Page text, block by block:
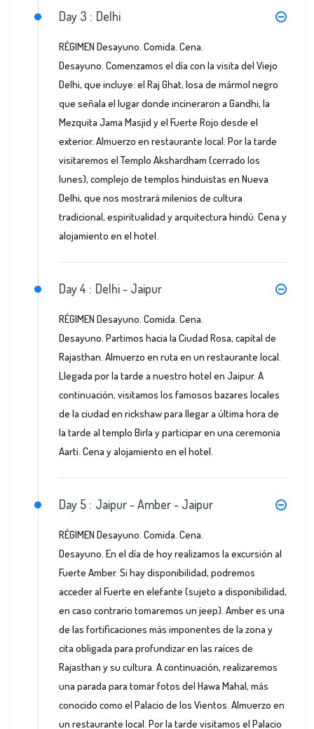
Day 3 : Delhi
RÉGIMEN Desayuno. Comida. Cena.
Desayuno. Comenzamos el día con la visita del Viejo
Delhi, que incluye: el Raj Ghat, losa de mármol negro
que señala el lugar donde incineraron a Gandhi, la
Mezquita Jama Masjid y el Fuerte Rojo desde el
exterior. Almuerzo en restaurante local. Por la tarde
visitaremos el Templo Akshardham (cerrado los
lunes), complejo de templos hinduistas en Nueva
Delhi, que nos mostrará milenios de cultura
tradicional, espiritualidad y arquitectura hindú. Cena y
alojamiento en el hotel.
Day 4 : Delhi - Jaipur
RÉGIMEN Desayuno. Comida. Cena.
Desayuno. Partimos hacia la Ciudad Rosa, capital de
Rajasthan. Almuerzo en ruta en un restaurante local.
Llegada por la tarde a nuestro hotel en Jaipur. A
continuación, visitamos los famosos bazares locales
de la ciudad en rickshaw para llegar a última hora de
la tarde al templo Birla y participar en una ceremonia
Aarti. Cena y alojamiento en el hotel.
Day 5 : Jaipur - Amber - Jaipur
RÉGIMEN Desayuno. Comida. Cena.
Desayuno. En el día de hoy realizamos la excursión al
Fuerte Amber. Si hay disponibilidad, podremos
acceder al Fuerte en elefante (sujeto a disponibilidad,
en caso contrario tomaremos un jeep). Amber es una
de las fortificaciones más imponentes de la zona y
cita obligada para profundizar en las raíces de
Rajasthan y su cultura. A continuación, realizaremos
una parada para tomar fotos del Hawa Mahal, más
conocido como el Palacio de los Vientos. Almuerzo en
un restaurante local. Por la tarde visitamos el Palacio